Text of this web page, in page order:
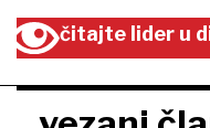
čitajte lider u